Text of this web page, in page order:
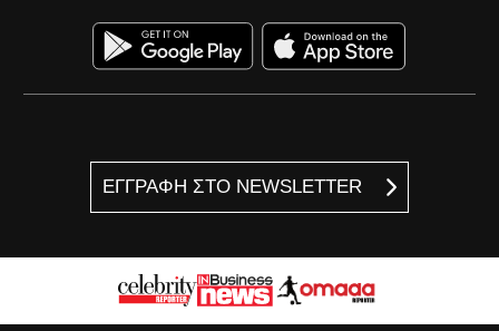
ΕΓΓΡΑΦΗ ΣΤΟ NEWSLETTER